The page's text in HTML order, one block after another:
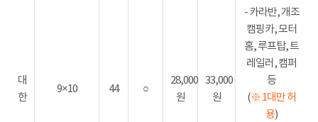
대
한
9×10 44 ○
28,000
원
33,000
원
- 카라반, 개조
캠핑카, 모터
홈, 루프탑, 트
레일러, 캠퍼
등
(※ 1대만 허
용)